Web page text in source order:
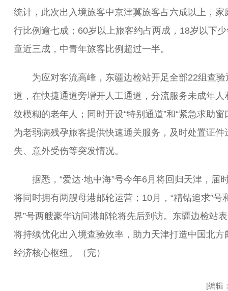
统计，此次出入境旅客中京津冀旅客占六成以上，家
行比例逾七成；60岁以上旅客约占两成，18岁以下
童近三成，中青年旅客比例超过一半。
为应对客流高峰，东疆边检站开足全部22组查验
道，在快捷通道旁增开人工通道，分流服务未成年人
纹模糊的老年人；同时开设“特别通道”和“紧急求助窗
为老弱病残孕旅客提供快速通关服务，及时处置证件
失、意外受伤等突发情况。
据悉，“爱达·地中海”号今年6月将回归天津，届
将同时拥有两艘母港邮轮运营；10月，“精钻追求”号
界”号两艘豪华访问港邮轮将先后到访。东疆边检站
将持续优化出入境查验效率，助力天津打造中国北方
经济核心枢纽。（完）
[编辑